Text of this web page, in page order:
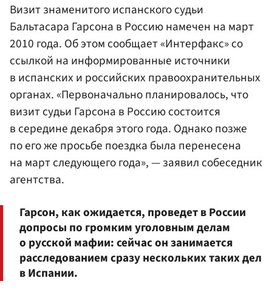
Визит знаменитого испанского судьи
Бальтасара Гарсона в Россию намечен на март
2010 года. Об этом сообщает «Интерфакс» со
ссылкой на информированные источники
в испанских и российских правоохранительных
органах. «Первоначально планировалось, что
визит судьи Гарсона в Россию состоится
в середине декабря этого года. Однако позже
по его же просьбе поездка была перенесена
на март следующего года», — заявил собеседник
агентства.
Гарсон, как ожидается, проведет в России
допросы по громким уголовным делам
о русской мафии: сейчас он занимается
расследованием сразу нескольких таких дел
в Испании.